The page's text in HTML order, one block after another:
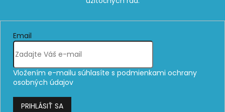
Email
Vložením e-mailu súhlasíte s podmienkami ochrany
osobných údajov
PRIHLÁSIŤ SA